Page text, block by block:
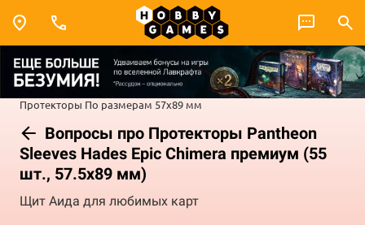
Протекторы По размерам 57x89 мм
Вопросы про Протекторы Pantheon
Sleeves Hades Epic Chimera премиум (55
шт., 57.5x89 мм)
Щит Аида для любимых карт